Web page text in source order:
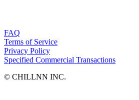
FAQ
Terms of Service
Privacy Policy
Specified Commercial Transactions
©︎ CHILLNN INC.